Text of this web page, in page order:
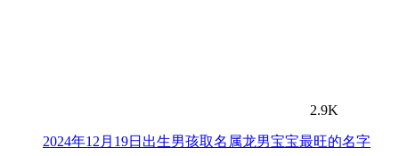
2.9K
2024年12月19日出生男孩取名属龙男宝宝最旺的名字